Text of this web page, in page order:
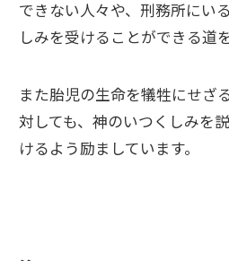
できない人々や、刑務所にい
しみを受けることができる道
また胎児の生命を犠牲にせざ
対しても、神のいつくしみを
けるよう励ましています。